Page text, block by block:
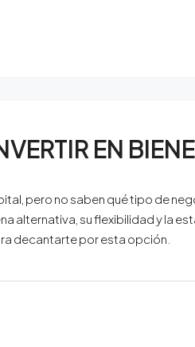
EN
pero no saben qué tipo de
alternativa, su flexibilidad y la
decantarte por esta opción.